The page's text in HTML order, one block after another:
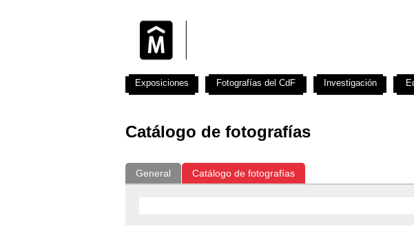
Catálogo de fotografías
General Catálogo de fotografías
Exposiciones Fotografías del CdF Investigación